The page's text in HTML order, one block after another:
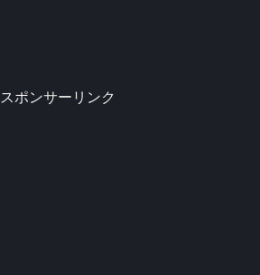
スポンサーリンク